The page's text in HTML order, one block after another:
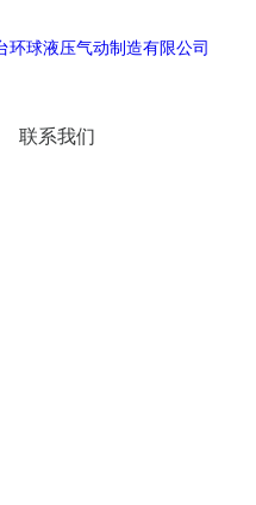
联系我们